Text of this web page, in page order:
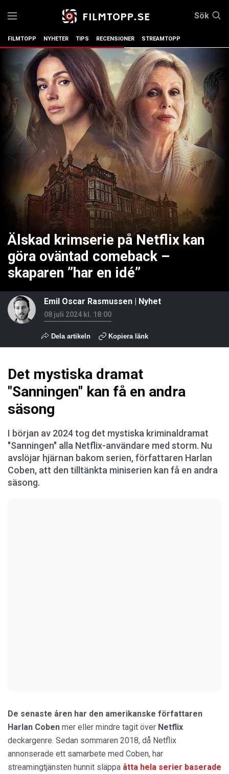
Sök
FILMTOPP NYHETER TIPS RECENSIONER STREAMTOPP
Älskad krimserie på Netflix kan
göra oväntad comeback –
skaparen ”har en idé”
Emil Oscar Rasmussen | Nyhet
08 juli 2024 kl. 18:00
Dela artikeln Kopiera länk
Det mystiska dramat
"Sanningen" kan få en andra
säsong
I början av 2024 tog det mystiska kriminaldramat
"Sanningen" alla Netflix-användare med storm. Nu
avslöjar hjärnan bakom serien, författaren Harlan
Coben, att den tilltänkta miniserien kan få en andra
säsong.
De senaste åren har den amerikanske författaren
Harlan Coben mer eller mindre tagit över Netflix
deckargenre. Sedan sommaren 2018, då Netflix
annonserade ett samarbete med Coben, har
streamingtjänsten hunnit släppa åtta hela serier baserade